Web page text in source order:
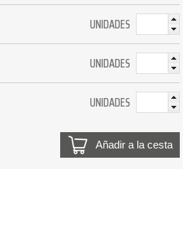
UNIDADES
UNIDADES
UNIDADES
Añadir a la cesta